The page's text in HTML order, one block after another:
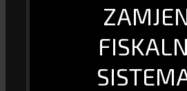
DOSTAVA I PLAĆANJE